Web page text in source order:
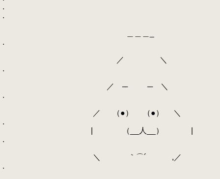
.
.
.
／ ＼
.
／ ─ ─ ＼
.
／ （●） （●） ＼
.
| （__人__） |
.
＼ ｀⌒´ ,／
.